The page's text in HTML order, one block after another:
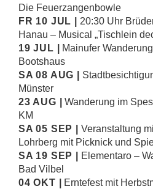
Die Feuerzangenbowle
FR 10 JUL |
20:30 Uhr
Hanau – Musical „Tischlein
19 JUL |
Mainufer
Bootshaus
SA 08 AUG |
Münster
23 AUG |
Wanderung im
KM
SA 05 SEP |
Veranstaltung
Lohrberg mit Picknick und
SA 19 SEP |
Elementaro –
Bad Vilbel
04 OKT |
Erntefest mit